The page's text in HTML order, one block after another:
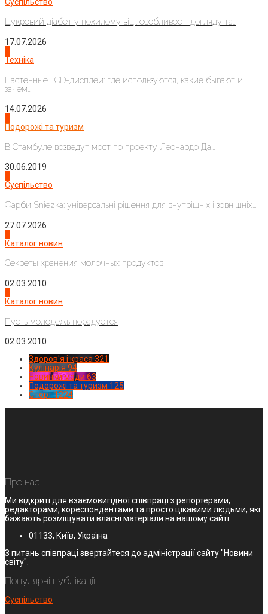
Цукровий діабет у похилому віці: особливості догляду та...
17.07.2026
Техніка
Настенные LCD-дисплеи: где используются, какие бывают и
зачем...
14.07.2026
Подорожі та туризм
В Стамбуле возведут мост по проекту Леонардо Да...
30.06.2019
Суспільство
Фарби Sniezka: універсальні рішення для внутрішніх і зовнішніх...
27.07.2026
Каталог новин
Секреты хранения молочных продуктов
02.03.2010
Каталог новин
Пусть молодежь порадуется
02.03.2010
Здоров'я і краса 321
Кулінарія 94
Новинки моди 63
Подорожі та туризм 125
Спорт1224
Про нас
Ми відкриті для взаємовигідної співпраці з репортерами,
редакторами, кореспондентами та просто цікавими людьми, які
бажають розміщувати власні матеріали на нашому сайті.
01133, Київ, Україна
З питань співпраці звертайтеся до адміністрації сайту "Новини
світу".
Популярні публікації
Суспільство